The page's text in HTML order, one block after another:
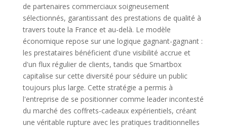
de partenaires commerciaux soigneusement
sélectionnés, garantissant des prestations de qualité à
travers toute la France et au-delà. Le modèle
économique repose sur une logique gagnant-gagnant :
les prestataires bénéficient d'une visibilité accrue et
d'un flux régulier de clients, tandis que Smartbox
capitalise sur cette diversité pour séduire un public
toujours plus large. Cette stratégie a permis à
l'entreprise de se positionner comme leader incontesté
du marché des coffrets-cadeaux expérientiels, créant
une véritable rupture avec les pratiques traditionnelles